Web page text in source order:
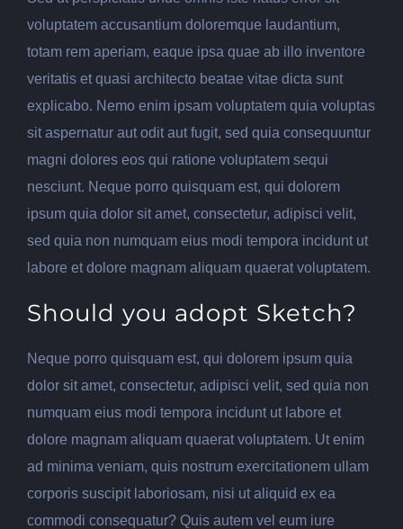
voluptatem accusantium doloremque laudantium,
totam rem aperiam, eaque ipsa quae ab illo inventore
veritatis et quasi architecto beatae vitae dicta sunt
explicabo. Nemo enim ipsam voluptatem quia voluptas
sit aspernatur aut odit aut fugit, sed quia consequuntur
magni dolores eos qui ratione voluptatem sequi
nesciunt. Neque porro quisquam est, qui dolorem
ipsum quia dolor sit amet, consectetur, adipisci velit,
sed quia non numquam eius modi tempora incidunt ut
labore et dolore magnam aliquam quaerat voluptatem.
Should you adopt Sketch?
Neque porro quisquam est, qui dolorem ipsum quia
dolor sit amet, consectetur, adipisci velit, sed quia non
numquam eius modi tempora incidunt ut labore et
dolore magnam aliquam quaerat voluptatem. Ut enim
ad minima veniam, quis nostrum exercitationem ullam
corporis suscipit laboriosam, nisi ut aliquid ex ea
commodi consequatur? Quis autem vel eum iure